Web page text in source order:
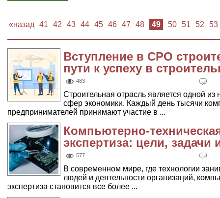
«назад 41 42 43 44 45 46 47 48 49 50 51 52 53
Вступление в СРО
пути к успеху в
483
Строительная отрасль является одной
сфер экономики. Каждый день тысячи
предпринимателей принимают участие в ...
Компьютерно-
экспертиза: цели,
577
В современном мире, где технологии
людей и деятельности организаций,
экспертиза становится все более ...